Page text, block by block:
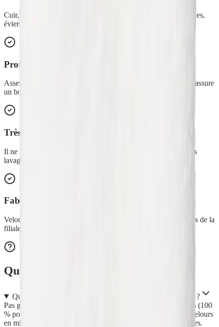
Cuir, textiles, canapés, sièges de voiture, surfaces dures très sales,
éviers et plans de travail modernes.
Protège vos mains
Assez épais et enfilé sur la main grâce à sa couture centrale, il assure
un bon maintien et protège les mains.
Très résistant
Il ne se déchire pas et ne se déforme pas, même après plusieurs
lavages.
Fabrication européenne
Velours filés et tissés en Allemagne, confection dans les ateliers de la
filiale en Roumanie.
Questions fréquentes
Quelle est la différence entre le Gant et le Pad Multi-usages ?
Pas grand-chose : ils ont les mêmes caractéristiques techniques (100
% polyester, bi-matière avec un côté picot grattant et un côté velours
en microfibre doux et absorbant) et nettoient les mêmes surfaces.